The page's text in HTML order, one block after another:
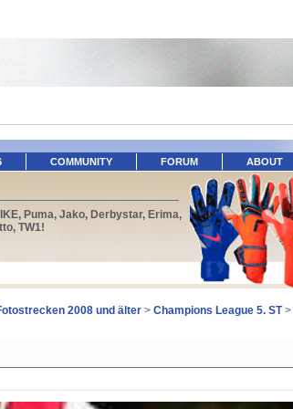
COMMUNITY FORUM ABOUT
Puma, Jako, Derbystar, Erima,
TW1!
2008 und älter > Champions League 5. ST>